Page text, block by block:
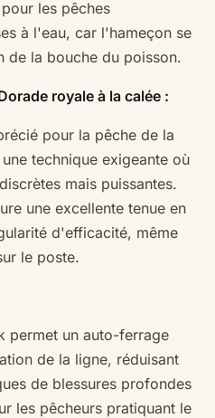
les pêches
à l'eau, car l'hameçon se
de la bouche du poisson.
royale à la calée :
pour la pêche de la
technique exigeante où
mais puissantes.
une excellente tenue en
d'efficacité, même
le poste.
permet un auto-ferrage
de la ligne, réduisant
de blessures profondes
les pêcheurs pratiquant le